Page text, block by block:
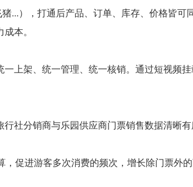
...），打通后产品、订单、库存、价格皆可
本。
上架、统一管理、统一核销。通过短视频
社分销商与乐园供应商门票销售数据清晰有
促进游客多次消费的频次，增长除门票外的